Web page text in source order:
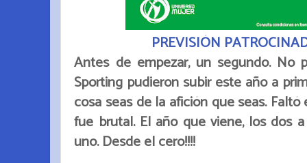
PREVISIÓN
Antes de empezar, un segundo.
Sporting pudieron subir este año a
cosa seas de la afición que seas.
fue brutal. El año que viene, los dos
uno. Desde el cero!!!!